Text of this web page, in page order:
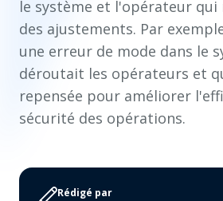
le système et l'opérateur qui
des ajustements. Par
une erreur de mode dans le
déroutait les opérateurs et
repensée pour améliorer
sécurité des opérations.
Rédigé par